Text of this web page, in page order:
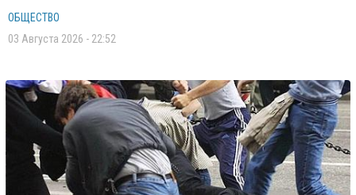
ОБЩЕСТВО
03 Августа 2026 - 22:52